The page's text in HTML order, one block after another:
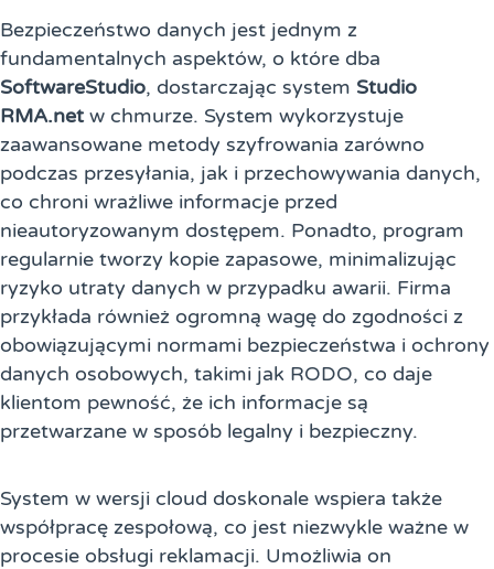
Bezpieczeństwo danych jest jednym z
fundamentalnych aspektów, o które dba
SoftwareStudio, dostarczając system Studio
RMA.netw chmurze. System wykorzystuje
zaawansowane metody szyfrowania zarówno
podczas przesyłania, jak i przechowywania danych,
co chroni wrażliwe informacje przed
nieautoryzowanym dostępem. Ponadto, program
regularnie tworzy kopie zapasowe, minimalizując
ryzyko utraty danych w przypadku awarii. Firma
przykłada również ogromną wagę do zgodności z
obowiązującymi normami bezpieczeństwa i ochrony
danych osobowych, takimi jak RODO, co daje
klientom pewność, że ich informacje są
przetwarzane w sposób legalny i bezpieczny.
System w wersji cloud doskonale wspiera także
współpracę zespołową, co jest niezwykle ważne w
procesie obsługi reklamacji. Umożliwia on